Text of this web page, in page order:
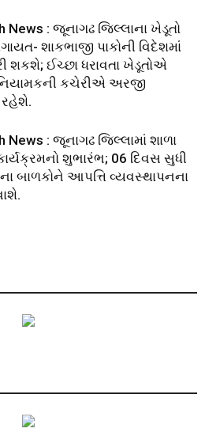
News : જૂનાગઢ જિલ્લાના ખેડૂતો
શાકભાજી પાકોની વિદેશમાં
શકશે; ઈચ્છા ધરાવતા ખેડૂતોએ
કચેરીએ અરજી
News : જૂનાગઢ જિલ્લામાં શાળા
શુભારંભ; 06 દિવસ સુધી
બાળકોને આપત્તિ વ્યવસ્થાપનના